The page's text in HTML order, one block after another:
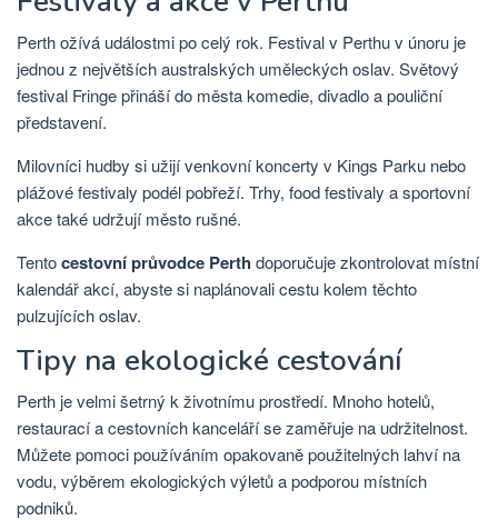
Perth ožívá událostmi po celý rok. Festival v Perthu v únoru je
jednou z největších australských uměleckých oslav. Světový
festival Fringe přináší do města komedie, divadlo a pouliční
představení.
Milovníci hudby si užijí venkovní koncerty v Kings Parku nebo
plážové festivaly podél pobřeží. Trhy, food festivaly a sportovní
akce také udržují město rušné.
Tentocestovní průvodce Perth doporučuje zkontrolovat místní
kalendář akcí, abyste si naplánovali cestu kolem těchto
pulzujících oslav.
Tipy na ekologické cestování
Perth je velmi šetrný k životnímu prostředí. Mnoho hotelů,
restaurací a cestovních kanceláří se zaměřuje na udržitelnost.
Můžete pomoci používáním opakovaně použitelných lahví na
vodu, výběrem ekologických výletů a podporou místních
podniků.